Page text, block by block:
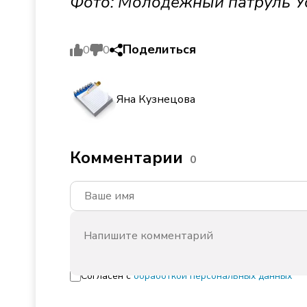
0 0 Поделиться
Яна Кузнецова
Комментарии 0
Согласен с обработкой персональных данных